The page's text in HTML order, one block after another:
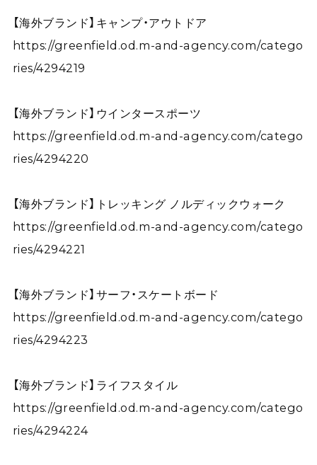
【海外ブランド】キャンプ・アウトドア
https://greenfield.od.m-and-agency.com/catego
ries/4294219
【海外ブランド】ウインタースポーツ
https://greenfield.od.m-and-agency.com/catego
ries/4294220
【海外ブランド】トレッキング ノルディックウォーク
https://greenfield.od.m-and-agency.com/catego
ries/4294221
【海外ブランド】サーフ・スケートボード
https://greenfield.od.m-and-agency.com/catego
ries/4294223
【海外ブランド】ライフスタイル
https://greenfield.od.m-and-agency.com/catego
ries/4294224